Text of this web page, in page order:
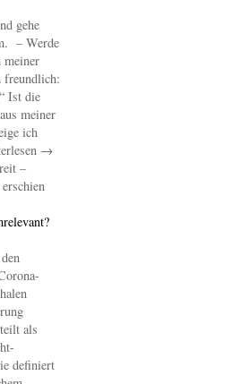
gehe
– Werde
meiner
freundlich:
Ist die
meiner
ich
→
–
als
definiert